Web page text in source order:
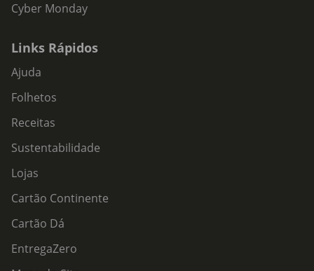
Cyber Monday
Links Rápidos
Ajuda
Folhetos
Receitas
Sustentabilidade
Lojas
Cartão Continente
Cartão Dá
EntregaZero